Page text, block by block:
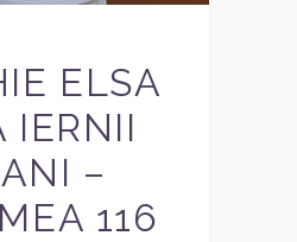
ELSA
IERNII
–
116